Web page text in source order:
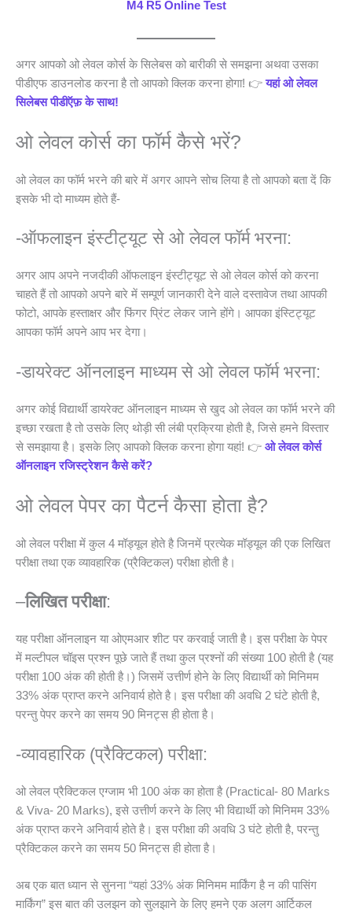
M4 R5 Online Test
अगर आपको ओ लेवल कोर्स के सिलेबस को बारीकी से समझना अथवा उसका
पीडीएफ डाउनलोड करना है तो आपको क्लिक करना होगा! 👉यहां ओ लेवल
सिलेबस पीडीऍफ़ के साथ!
ओ लेवल कोर्स का फॉर्म कैसे भरें?
ओ लेवल का फॉर्म भरने की बारे में अगर आपने सोच लिया है तो आपको बता दें कि
इसके भी दो माध्यम होते हैं-
-ऑफलाइन इंस्टीट्यूट से ओ लेवल फॉर्म भरना:
अगर आप अपने नजदीकी ऑफलाइन इंस्टीट्यूट से ओ लेवल कोर्स को करना
चाहते हैं तो आपको अपने बारे में सम्पूर्ण जानकारी देने वाले दस्तावेज तथा आपकी
फोटो, आपके हस्ताक्षर और फिंगर प्रिंट लेकर जाने होंगे। आपका इंस्टिट्यूट
आपका फॉर्म अपने आप भर देगा।
-डायरेक्ट ऑनलाइन माध्यम से ओ लेवल फॉर्म भरना:
अगर कोई विद्यार्थी डायरेक्ट ऑनलाइन माध्यम से खुद ओ लेवल का फॉर्म भरने की
इच्छा रखता है तो उसके लिए थोड़ी सी लंबी प्रक्रिया होती है, जिसे हमने विस्तार
से समझाया है। इसके लिए आपको क्लिक करना होगा यहां! 👉 ओ लेवल कोर्स
ऑनलाइन रजिस्ट्रेशन कैसे करें?
ओ लेवल पेपर का पैटर्न कैसा होता है?
ओ लेवल परीक्षा में कुल 4 मॉड्यूल होते है जिनमें प्रत्येक मॉड्यूल की एक लिखित
परीक्षा तथा एक व्यावहारिक (प्रैक्टिकल) परीक्षा होती है।
–लिखित परीक्षा:
यह परीक्षा ऑनलाइन या ओएमआर शीट पर करवाई जाती है। इस परीक्षा के पेपर
में मल्टीपल चॉइस प्रश्न पूछे जाते हैं तथा कुल प्रश्नों की संख्या 100 होती है (यह
परीक्षा 100 अंक की होती है।) जिसमें उत्तीर्ण होने के लिए विद्यार्थी को मिनिमम
33% अंक प्राप्त करने अनिवार्य होते है। इस परीक्षा की अवधि 2 घंटे होती है,
परन्तु पेपर करने का समय 90 मिनट्स ही होता है।
-व्यावहारिक (प्रैक्टिकल) परीक्षा:
ओ लेवल प्रैक्टिकल एग्जाम भी 100 अंक का होता है (Practical- 80 Marks
& Viva- 20 Marks), इसे उत्तीर्ण करने के लिए भी विद्यार्थी को मिनिमम 33%
अंक प्राप्त करने अनिवार्य होते है। इस परीक्षा की अवधि 3 घंटे होती है, परन्तु
प्रैक्टिकल करने का समय 50 मिनट्स ही होता है।
अब एक बात ध्यान से सुनना “यहां 33% अंक मिनिमम मार्किंग है न की पासिंग
मार्किंग” इस बात की उलझन को सुलझाने के लिए हमने एक अलग आर्टिकल